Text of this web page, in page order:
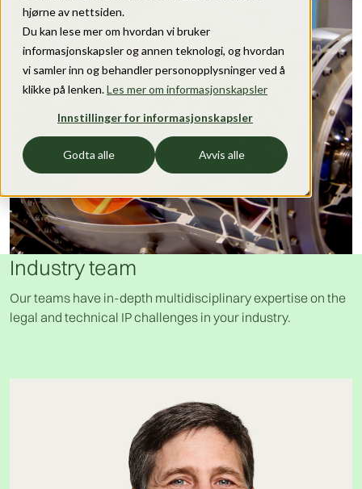
hjørne av nettsiden.
Du kan lese mer om hvordan vi bruker
informasjonskapsler og annen teknologi, og hvordan
vi samler inn og behandler personopplysninger ved å
klikke på lenken.Les mer om informasjonskapsler
Innstillinger for informasjonskapsler
Godta alle Avvis alle
Industry team
Our teams have in-depth multidisciplinary expertise on the
legal and technical IP challenges in your industry.